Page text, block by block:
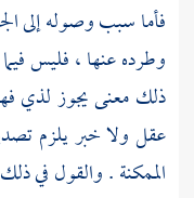
فأما سبب وصوله إلى
وطرده عنها ، فليس
ذلك معنى يجوز لذي
عقل ولا خبر يلزم
الممكنة . والقول في